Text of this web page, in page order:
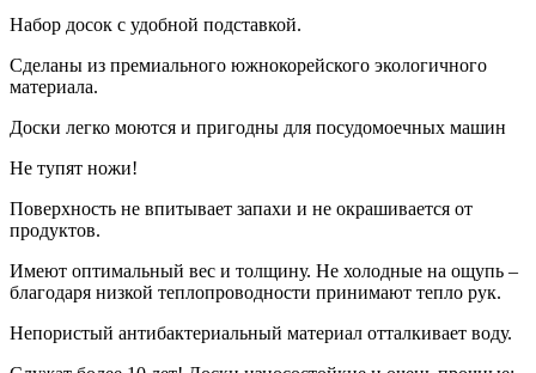
Набор досок с удобной подставкой.
Сделаны из премиального южнокорейского экологичного
материала.
Доски легко моются и пригодны для посудомоечных машин
Не тупят ножи!
Поверхность не впитывает запахи и не окрашивается от
продуктов.
Имеют оптимальный вес и толщину. Не холодные на ощупь –
благодаря низкой теплопроводности принимают тепло рук.
Непористый антибактериальный материал отталкивает воду.